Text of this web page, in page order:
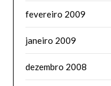
fevereiro 2009
janeiro 2009
dezembro 2008